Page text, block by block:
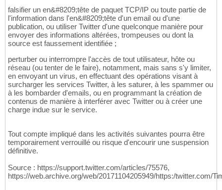
falsifier un en&#8209;tête de paquet TCP/IP ou toute partie de
l'information dans l'en&#8209;tête d'un email ou d'une
publication, ou utiliser Twitter d'une quelconque manière pour
envoyer des informations altérées, trompeuses ou dont la
source est faussement identifiée ;
perturber ou interrompre l'accès de tout utilisateur, hôte ou
réseau (ou tenter de le faire), notamment, mais sans s'y limiter,
en envoyant un virus, en effectuant des opérations visant à
surcharger les services Twitter, à les saturer, à les spammer ou
à les bombarder d'emails, ou en programmant la création de
contenus de manière à interférer avec Twitter ou à créer une
charge indue sur le service.
Tout compte impliqué dans les activités suivantes pourra être
temporairement verrouillé ou risque d'encourir une suspension
définitive.
Source : https://support.twitter.com/articles/75576,
https://web.archive.org/web/20171104205949/https:/twitter.com/